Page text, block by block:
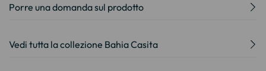
Porre una domanda sul prodotto
Vedi tutta la collezione Bahia Casita